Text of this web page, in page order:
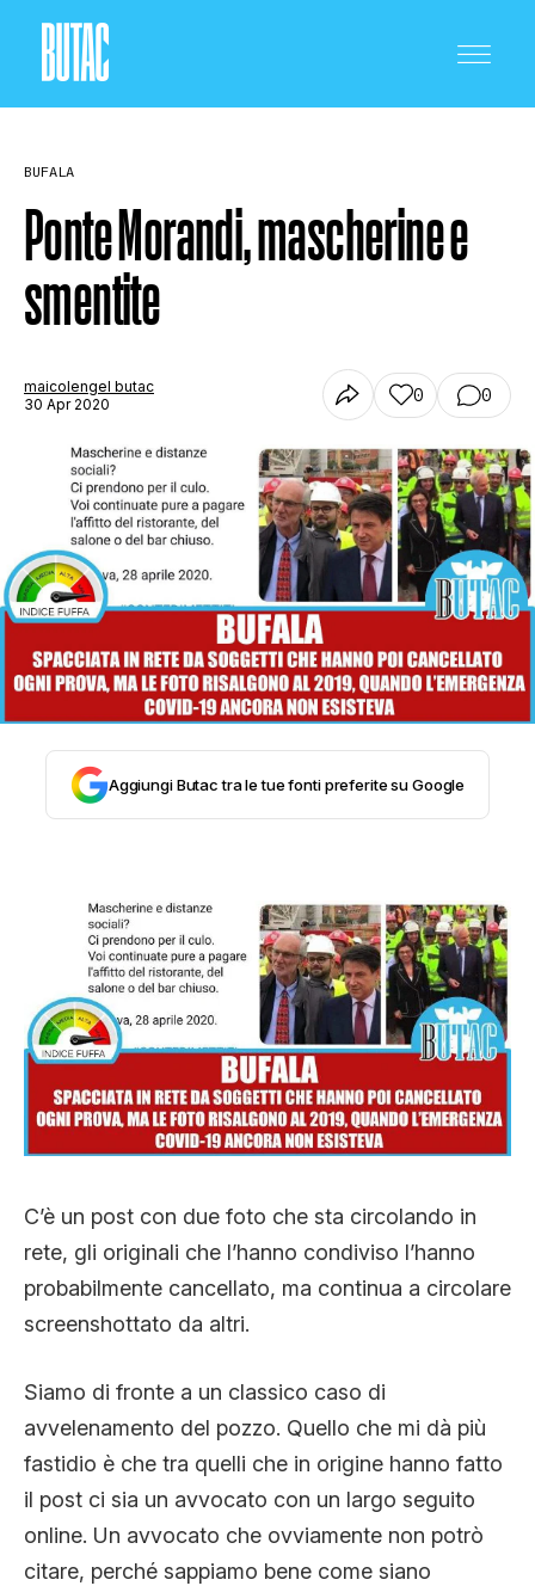
CRONACA E POLITICA
SCIENZA E TECNOLOGIA
SALUTE E MEDICINA
STORIA E CITAZIONI
INTRATTENIMENTO
COMPLOTTI, LEGGENDE URBANE ED
EVERGREEN
EDITORIALI
TRUFFE E SOCIAL NETWORK
CLIMA ED ENERGIA
CHI SIAMO
BUFALA
Ponte Morandi, mascherine e
smentite
maicolengel butac
30 Apr 2020
0 0
Aggiungi Butac tra le tue fonti preferite su Google
C’è un post con due foto che sta circolando in
rete, gli originali che l’hanno condiviso l’hanno
probabilmente cancellato, ma continua a circolare
screenshottato da altri.
Siamo di fronte a un classico caso di
avvelenamento del pozzo. Quello che mi dà più
fastidio è che tra quelli che in origine hanno fatto
il post ci sia un avvocato con un largo seguito
online. Un avvocato che ovviamente non potrò
citare, perché sappiamo bene come siano